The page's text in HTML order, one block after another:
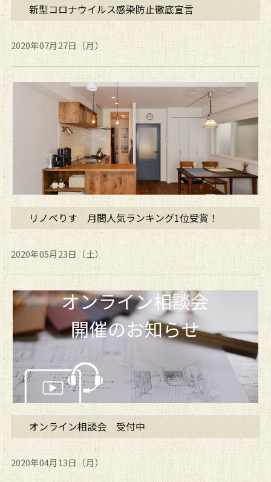
新型コロナウイルス感染防止徹底宣言
2020年07月27日（月）
リノベりす 月間人気ランキング1位受賞！
2020年05月23日（土）
オンライン相談会 受付中
2020年04月13日（月）